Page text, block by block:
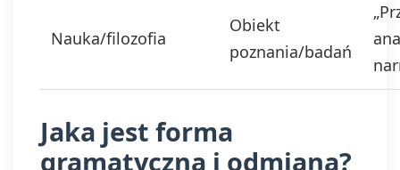
Nauka/filozofia
Obiekt
poznania/badań
Jaka jest forma
gramatyczna i odmiana?